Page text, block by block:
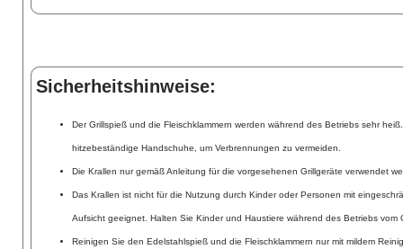
Sicherheitshinweise:
Der Grillspieß und die Fleischklammern werden während des Betriebs sehr
hitzebeständige Handschuhe, um Verbrennungen zu vermeiden.
Die Krallen nur gemäß Anleitung für die vorgesehenen Grillgeräte verwendet
Das Krallen ist nicht für die Nutzung durch Kinder oder Personen mit
Aufsicht geeignet. Halten Sie Kinder und Haustiere während des Betriebs vom
Reinigen Sie den Edelstahlspieß und die Fleischklammern nur mit mildem